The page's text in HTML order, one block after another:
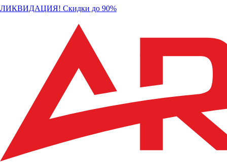
ЛИКВИДАЦИЯ! Скидки до 90%